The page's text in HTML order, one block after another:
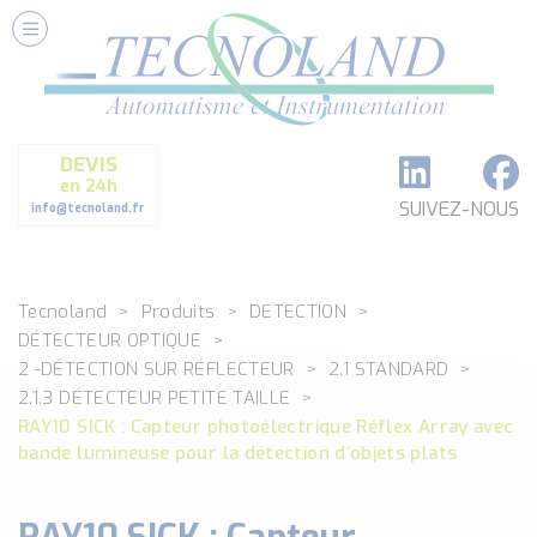
DEVIS
en 24h
info@tecnoland.fr SUIVEZ-NOUS
Nos Services
Conseils et Fourniture
Formation et Assistance
Architecture I-O Link multi fabricants
Classé par catégorie
DEBIT
DETECTION
ANALYSE PHYSICO-CHIMIQUE
SECURITE MACHINE
Tecnoland Produits
DETECTION
DÉTECTEUR OPTIQUE
2 -DÉTECTION SUR RÉFLECTEUR
2.1 STANDARD
2.1.3 DÉTECTEUR PETITE TAILLE
RAY10 SICK : Capteur photoélectrique Réflex Array avec
bande lumineuse pour la détection d’objets plats